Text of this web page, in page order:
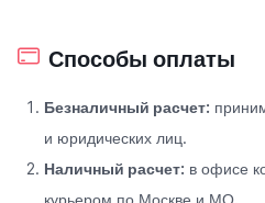
Способы оплаты
Безналичный расчет:
и юридических лиц.
Наличный расчет: в офисе
курьером по Москве и МО.